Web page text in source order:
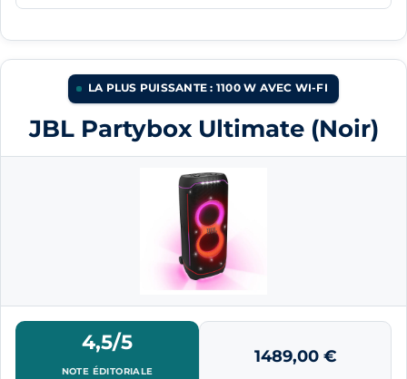
LA PLUS PUISSANTE : 1100 W AVEC WI-FI
JBL Partybox Ultimate (Noir)
4,5/5
NOTE ÉDITORIALE
1489,00 €